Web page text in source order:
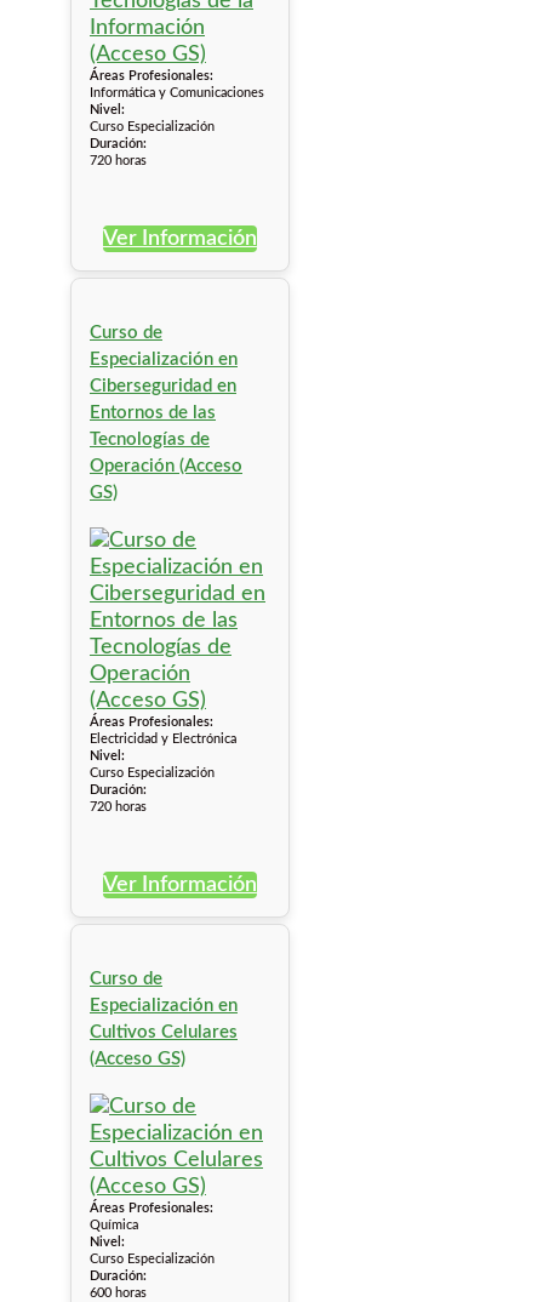
Áreas Profesionales:
Informática y Comunicaciones
Nivel:
Curso Especialización
Duración:
720 horas
Ver Información
Curso de
Especialización en
Ciberseguridad en
Entornos de las
Tecnologías de
Operación (Acceso
GS)
Áreas Profesionales:
Electricidad y Electrónica
Nivel:
Curso Especialización
Duración:
720 horas
Ver Información
Curso de
Especialización en
Cultivos Celulares
(Acceso GS)
Áreas Profesionales:
Química
Nivel:
Curso Especialización
Duración:
600 horas